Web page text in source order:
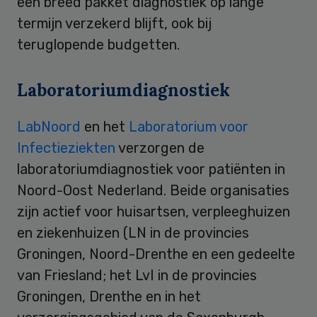
termijn verzekerd blijft, ook bij
teruglopende budgetten.
Laboratoriumdiagnostiek
LabNoord en het Laboratorium voor
Infectieziekten verzorgen de
laboratoriumdiagnostiek voor patiënten in
Noord-Oost Nederland. Beide organisaties
zijn actief voor huisartsen, verpleeghuizen
en ziekenhuizen (LN in de provincies
Groningen, Noord-Drenthe en een gedeelte
van Friesland; het LvI in de provincies
Groningen, Drenthe en in het